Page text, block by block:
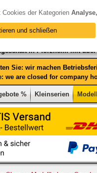
in Pforzheim mit
Sie: wir machen
we are closed for company
% Kleinserien
der Kategorien
und schließen